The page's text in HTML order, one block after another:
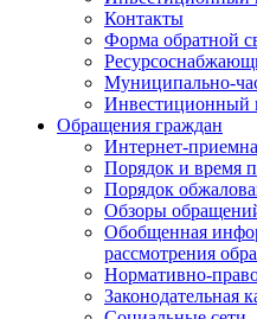
Контакты
Форма обратной
Муниципально-
Инвестиционный
Обращения граждан
Интернет-
Порядок и время
Порядок
Обзоры
Обобщенная
рассмотрения
Нормативно-
Законодательная